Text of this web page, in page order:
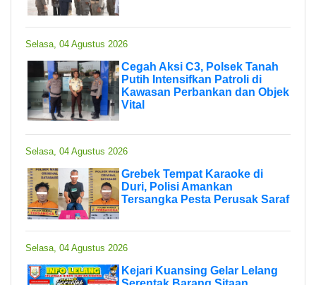
Selasa, 04 Agustus 2026
Cegah Aksi C3, Polsek Tanah
Putih Intensifkan Patroli di
Kawasan Perbankan dan Objek
Vital
Selasa, 04 Agustus 2026
Grebek Tempat Karaoke di
Duri, Polisi Amankan
Tersangka Pesta Perusak Saraf
Selasa, 04 Agustus 2026
Kejari Kuansing Gelar Lelang